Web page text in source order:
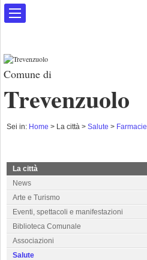
Comune di
Trevenzuolo
Sei in: Home > La città > Salute > Farmacie
La città
News
Arte e Turismo
Eventi, spettacoli e manifestazioni
Biblioteca Comunale
Associazioni
Salute